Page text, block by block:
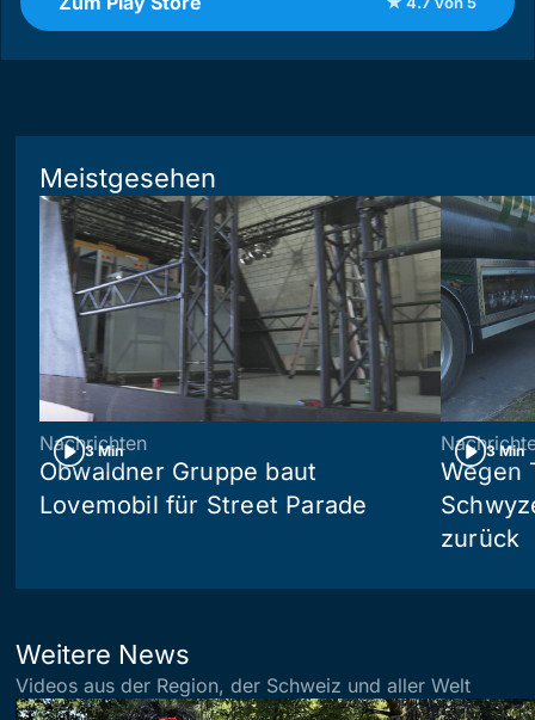
Meistgesehen
3 Min
Nachrichten
Obwaldner Gruppe baut
Lovemobil für Street Parade
3 Min
Wegen
zurück
Weitere News
Videos aus der Region, der Schweiz und aller Welt